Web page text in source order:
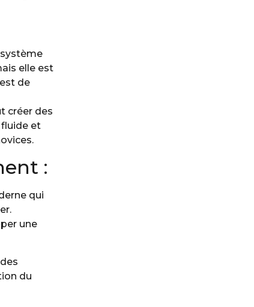
elle est
de
créer des
et
:
qui
une
du